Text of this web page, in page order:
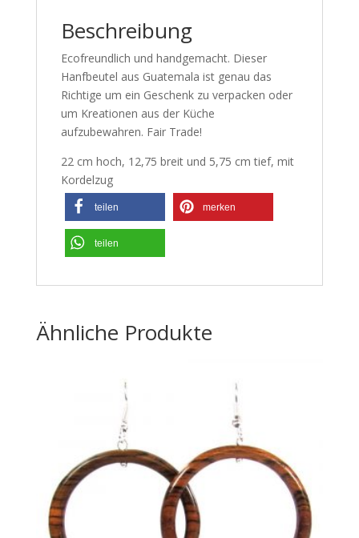
Beschreibung
Ecofreundlich und handgemacht. Dieser
Hanfbeutel aus Guatemala ist genau das
Richtige um ein Geschenk zu verpacken oder
um Kreationen aus der Küche
aufzubewahren. Fair Trade!
22 cm hoch, 12,75 breit und 5,75 cm tief, mit
Kordelzug
teilen merken
teilen
Ähnliche Produkte